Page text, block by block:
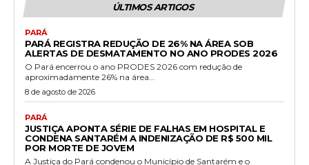
ÚLTIMOS ARTIGOS
PARÁ
PARÁ REGISTRA REDUÇÃO DE 26% NA ÁREA SOB
ALERTAS DE DESMATAMENTO NO ANO PRODES 2026
O Pará encerrou o ano PRODES 2026 com redução de
aproximadamente 26% na área...
8 de agosto de 2026
PARÁ
JUSTIÇA APONTA SÉRIE DE FALHAS EM HOSPITAL E
CONDENA SANTARÉM A INDENIZAÇÃO DE R$ 500 MIL
POR MORTE DE JOVEM
A Justiça do Pará condenou o Município de Santarém e o